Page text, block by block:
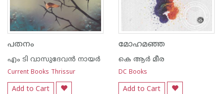
പതനം
എം ടി വാസുദേവന്‍ നായര്‍
Current Books Thrissur
Add to Cart
മോഹമഞ്ഞ
കെ ആര്‍ മീര
DC Books
Add to Cart